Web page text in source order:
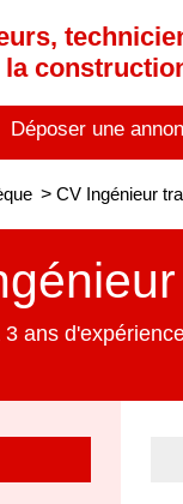
Déposer une
> CV Ingénieur
3 ans